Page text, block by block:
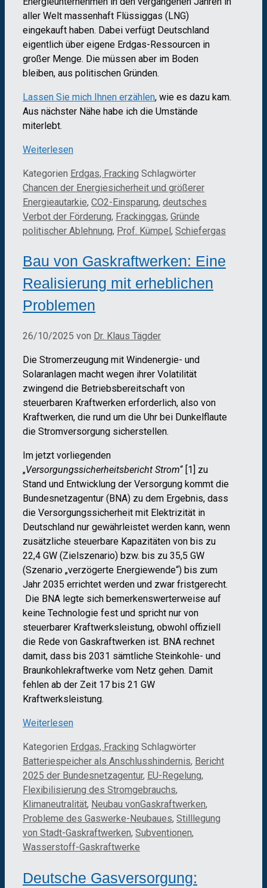
aller Welt massenhaft Flüssiggas (LNG)
eingekauft haben. Dabei verfügt Deutschland
eigentlich über eigene Erdgas-Ressourcen in
großer Menge. Die müssen aber im Boden
bleiben, aus politischen Gründen.
Lassen Sie mich Ihnen erzählen, wie es dazu kam.
Aus nächster Nähe habe ich die Umstände
miterlebt.
Weiterlesen
Kategorien Erdgas, Fracking Schlagwörter
Chancen der Energiesicherheit und größerer
Energieautarkie, CO2-Einsparung, deutsches
Verbot der Förderung, Frackinggas, Gründe
politischer Ablehnung, Prof. Kümpel, Schiefergas
Bau von Gaskraftwerken: Eine
Realisierung mit erheblichen
Problemen
26/10/2025 von Dr. Klaus Tägder
Die Stromerzeugung mit Windenergie- und
Solaranlagen macht wegen ihrer Volatilität
zwingend die Betriebsbereitschaft von
steuerbaren Kraftwerken erforderlich, also von
Kraftwerken, die rund um die Uhr bei Dunkelflaute
die Stromversorgung sicherstellen.
Im jetzt vorliegenden
„Versorgungssicherheitsbericht Strom“ [1] zu
Stand und Entwicklung der Versorgung kommt die
Bundesnetzagentur (BNA) zu dem Ergebnis, dass
die Versorgungssicherheit mit Elektrizität in
Deutschland nur gewährleistet werden kann, wenn
zusätzliche steuerbare Kapazitäten von bis zu
22,4 GW (Zielszenario) bzw. bis zu 35,5 GW
(Szenario „verzögerte Energiewende“) bis zum
Jahr 2035 errichtet werden und zwar fristgerecht.
Die BNA legte sich bemerkenswerterweise auf
keine Technologie fest und spricht nur von
steuerbarer Kraftwerksleistung, obwohl offiziell
die Rede von Gaskraftwerken ist. BNA rechnet
damit, dass bis 2031 sämtliche Steinkohle- und
Braunkohlekraftwerke vom Netz gehen. Damit
fehlen ab der Zeit 17 bis 21 GW
Kraftwerksleistung.
Weiterlesen
Kategorien Erdgas, Fracking Schlagwörter
Batteriespeicher als Anschlusshindernis, Bericht
2025 der Bundesnetzagentur, EU-Regelung,
Flexibilisierung des Stromgebrauchs,
Klimaneutralität, Neubau vonGaskraftwerken,
Probleme des Gaswerke-Neubaues, Stilllegung
von Stadt-Gaskraftwerken, Subventionen,
Wasserstoff-Gaskraftwerke
Deutsche Gasversorgung: